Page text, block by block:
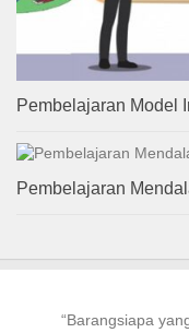
Pembelajaran Model
Pembelajaran
“Barangsiapa